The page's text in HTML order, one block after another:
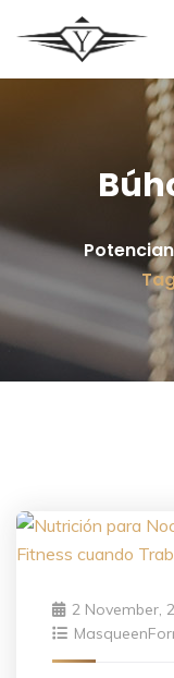
2 November,